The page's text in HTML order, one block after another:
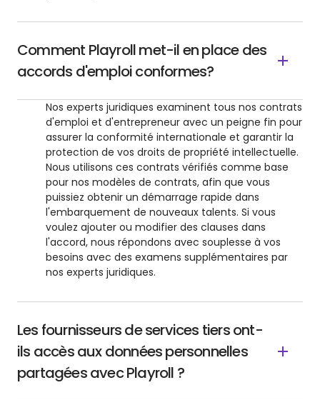
Comment Playroll met-il en place des
accords d'emploi conformes?
Nos experts juridiques examinent tous nos contrats
d'emploi et d'entrepreneur avec un peigne fin pour
assurer la conformité internationale et garantir la
protection de vos droits de propriété intellectuelle.
Nous utilisons ces contrats vérifiés comme base
pour nos modèles de contrats, afin que vous
puissiez obtenir un démarrage rapide dans
l'embarquement de nouveaux talents. Si vous
voulez ajouter ou modifier des clauses dans
l'accord, nous répondons avec souplesse à vos
besoins avec des examens supplémentaires par
nos experts juridiques.
Les fournisseurs de services tiers ont-
ils accès aux données personnelles
partagées avec Playroll ?